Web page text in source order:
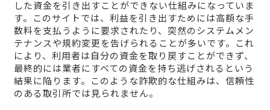
した資金を引き出すことができない仕組みになっていま
す。このサイトでは、利益を引き出すためには高額な手
数料を支払うように要求されたり、突然のシステムメン
テナンスや規約変更を告げられることが多いです。これ
により、利用者は自分の資金を取り戻すことができず、
最終的には業者にすべての資金を持ち逃げされるという
結果に陥ります。このような詐欺的な仕組みは、信頼性
のある取引所では見られません。